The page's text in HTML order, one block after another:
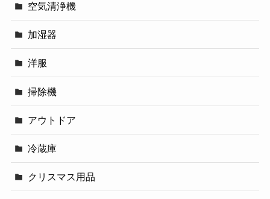
空気清浄機
加湿器
洋服
掃除機
アウトドア
冷蔵庫
クリスマス用品